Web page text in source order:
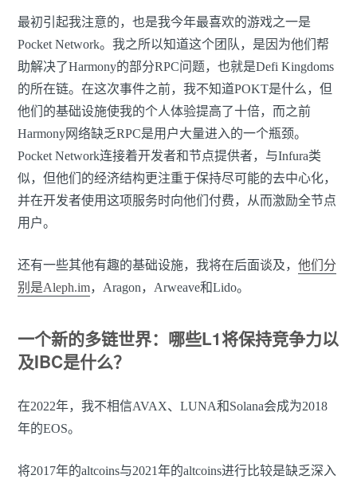
最初引起我注意的，也是我今年最喜欢的游戏之一是
Pocket Network。我之所以知道这个团队，是因为他们帮
助解决了Harmony的部分RPC问题，也就是Defi Kingdoms
的所在链。在这次事件之前，我不知道POKT是什么，但
他们的基础设施使我的个人体验提高了十倍，而之前
Harmony网络缺乏RPC是用户大量进入的一个瓶颈。
Pocket Network连接着开发者和节点提供者，与Infura类
似，但他们的经济结构更注重于保持尽可能的去中心化，
并在开发者使用这项服务时向他们付费，从而激励全节点
用户。
还有一些其他有趣的基础设施，我将在后面谈及， 他们分
别是Aleph.im，Aragon，Arweave和Lido。
一个新的多链世界：哪些L1将保持竞争力以
及IBC是什么？
在2022年，我不相信AVAX、LUNA和Solana会成为2018
年的EOS。
将2017年的altcoins与2021年的altcoins进行比较是缺乏深入